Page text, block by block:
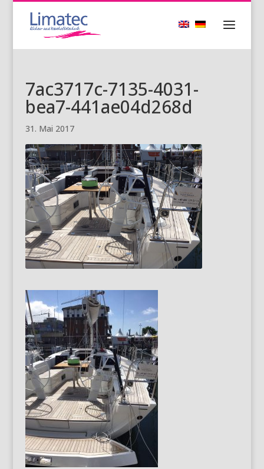
7ac3717c-7135-4031-
bea7-441ae04d268d
31. Mai 2017